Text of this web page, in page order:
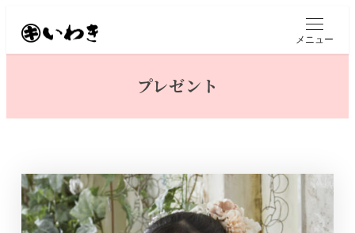
ン
メニュー
プレゼント